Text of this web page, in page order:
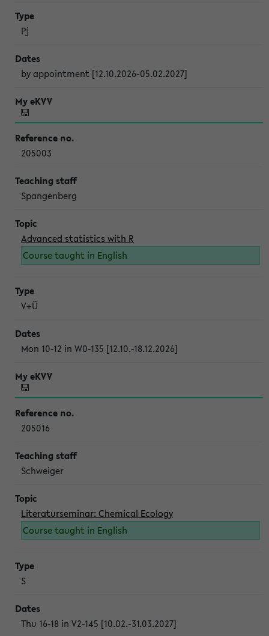
Pj
by appointment [12.10.2026-05.02.2027]
205003
Spangenberg
Advanced statistics with R
Course taught in English
V+Ü
Mon 10-12 in W0-135 [12.10.-18.12.2026]
205016
Schweiger
Literaturseminar: Chemical Ecology
Course taught in English
S
Thu 16-18 in V2-145 [10.02.-31.03.2027]